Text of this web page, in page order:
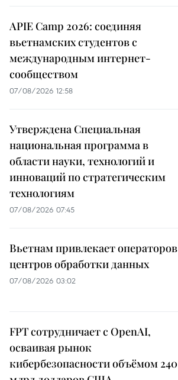
APIE Camp 2026: соединяя
вьетнамских студентов с
международным интернет-
сообществом
07/08/2026 12:58
Утверждена Специальная
национальная программа в
области науки, технологий и
инноваций по стратегическим
технологиям
07/08/2026 07:45
Вьетнам привлекает операторов
центров обработки данных
07/08/2026 03:02
FPT сотрудничает с OpenAI,
осваивая рынок
кибербезопасности объёмом 240